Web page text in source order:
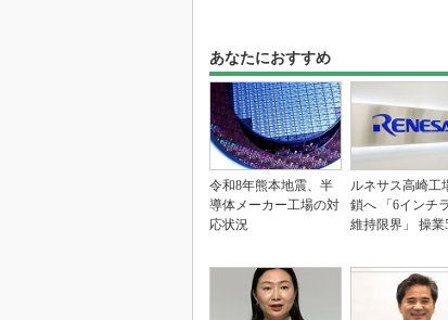
あなたにおすすめ
令和8年熊本地震、半
導体メーカー工場の対
応状況
ルネサス高崎工
鎖へ 「6インチ
維持限界」 操業